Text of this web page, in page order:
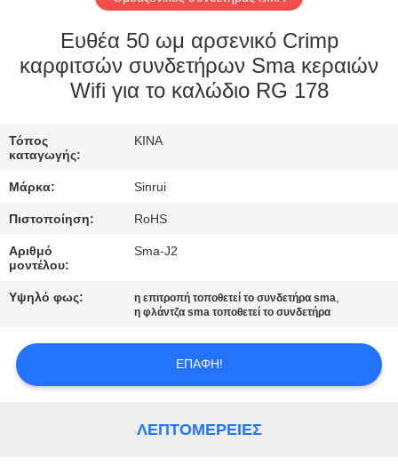
ΠΟΙΟΤΙΚΌΣ
ΈΛΕΓΧΟΣ
ΜΑΣ
ΕΛΆΤΕ
ΕΠΑΦΉ
ΜΕ
ΈΝΑ
ΑΠΌΣΠΑΣΜΑ
Ευθέα 50 ωμ αρσενικό Crimp
καρφιτσών συνδετήρων Sma κεραιών
Wifi για το καλώδιο RG 178
Τόπος
καταγωγής:
ΚΙΝΑ
Μάρκα: Sinrui
Πιστοποίηση: RoHS
Αριθμό
μοντέλου:
Sma-J2
Υψηλό φως: η επιτροπή τοποθετεί το συνδετήρα sma,
η φλάντζα sma τοποθετεί το συνδετήρα
ΕΠΑΦΉ!
ΛΕΠΤΟΜΈΡΕΙΕΣ